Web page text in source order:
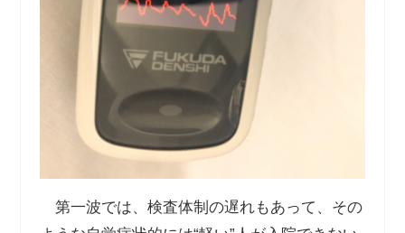
第一波では、検査体制の遅れもあって、その